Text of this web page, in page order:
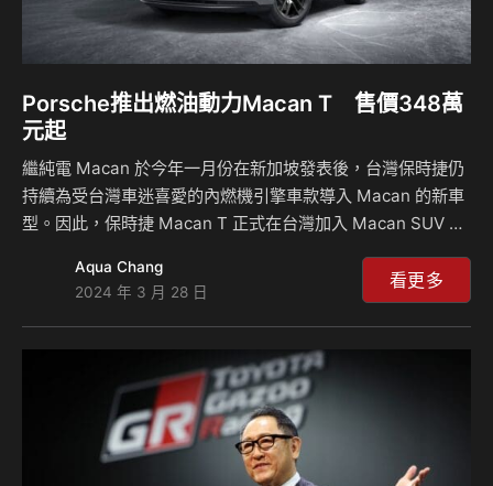
Porsche推出燃油動力Macan T 售價348萬
元起
繼純電 Macan 於今年一月份在新加坡發表後，台灣保時捷仍
持續為受台灣車迷喜愛的內燃機引擎車款導入 Macan 的新車
型。因此，保時捷 Macan T 正式在台灣加入 Macan SUV 車
與 718 車款以來，第一款擁有此特別設計的四門車型。英文字
母 T 代表「Touring」，強調藉由精準的調校、專屬配備與高
效率引擎，呈現出自 1960年來保時捷最具特色的駕馭動態，
達成專屬於「T」車款的特色。全新Macan T定位介於
Macan 與 Macan S 之間，具有優異的動態性能設定與輕量
化 2.0 升渦輪增壓引擎，並結合充滿…
Aqua Chang
2024 年 3 月 28 日
看更多